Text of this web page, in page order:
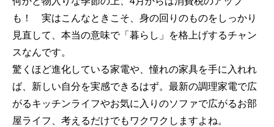
も！ 実はこんなときこそ、身の回りのものをしっかり
見直して、本当の意味で「暮らし」を格上げするチャン
スなんです。
驚くほど進化している家電や、憧れの家具を手に入れれ
ば、新しい自分を実感できるはず。最新の調理家電で広
がるキッチンライフやお気に入りのソファで広がるお部
屋ライフ、考えるだけでもワクワクしますよね。